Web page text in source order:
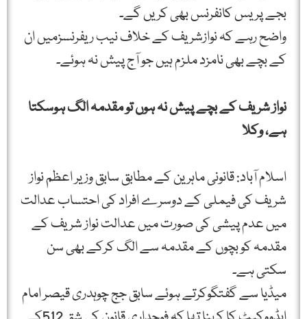
بجے پریس کانفرنس بھی کریں گے۔
واضح رہے کہ نوازشریف کے خلاف نیب ریفرنسزمیں ان
کے بچے بھی نامزد ملزم ہیں جو آج پیش نہ ہوئے۔
نواز شریف کے بچے پیش نہ ہوں تو مقدمہ الگ ہوسکتا
ہے، وکلا
اسلام آباد: قانونی ماہرین کے مطابق سابق وزیر اعظم نواز
شریف کی فیملی کے دوسرے افراد کی احتساب عدالت
میں عدم پیشی کی صورت میں عدالت نواز شریف کے
مقدمہ کو بچوں کے مقدمہ سے الگ کرکے بھی سن
سکتی ہے۔
میڈیا سے گفتگوکرتے ہوئے سابق جج چوہدری قیصر امام